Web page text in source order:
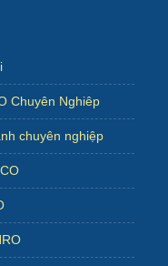
Chuyên Nghiêp
chuyên nghiệp